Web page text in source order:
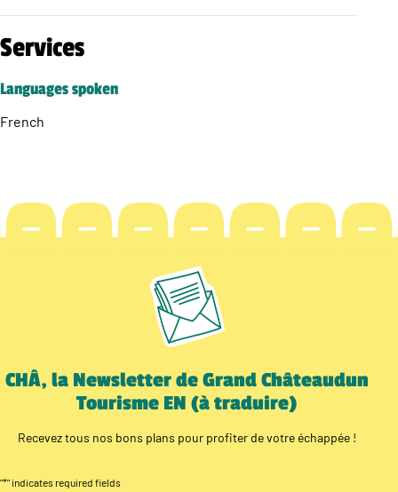
Services
Languages spoken
French
CHÂ, la Newsletter de Grand Châteaudun
Tourisme EN (à traduire)
Recevez tous nos bons plans pour profiter de votre échappée !
"*" indicates required fields